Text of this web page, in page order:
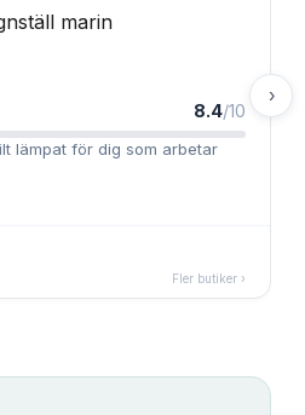
8.4/10
lämpat för dig som arbetar
Fler butiker ›
›